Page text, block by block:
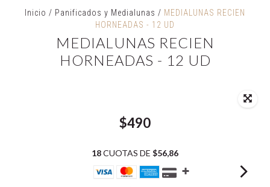
Inicio / Panificados y Medialunas / MEDIALUNAS RECIEN
HORNEADAS - 12 UD
MEDIALUNAS RECIEN
HORNEADAS - 12 UD
$490
18CUOTAS DE $56,86